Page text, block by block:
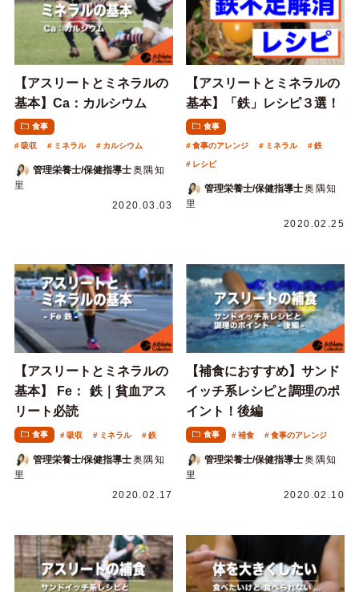
【アスリートとミネラルの
基本】Ca：カルシウム
食事
吸収 ミネラル カルシウム
管理栄養士/保健指導士奥隅知
里
2020.03.03
【アスリートとミネラルの
基本】「鉄」レシピ３選！
食事
食事のアレンジ ミネラル 鉄
レシピ
管理栄養士/保健指導士奥隅知
里
2020.02.25
【アスリートとミネラルの
基本】 Fe： 鉄｜貧血アス
リート必読
食事 吸収 ミネラル 鉄
管理栄養士/保健指導士奥隅知
里
2020.02.17
【補食におすすめ】サンド
イッチ系レシピと調理のポ
イント！後編
食事 補食 食事のアレンジ
管理栄養士/保健指導士奥隅知
里
2020.02.10